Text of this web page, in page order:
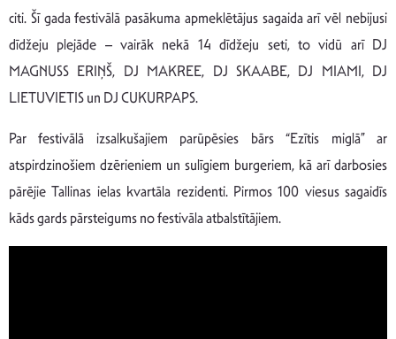
citi. Šī gada festivālā pasākuma apmeklētājus sagaida arī vēl nebijusi
dīdžeju plejāde – vairāk nekā 14 dīdžeju seti, to vidū arī DJ
MAGNUSS ERIŅŠ, DJ MAKREE, DJ SKAABE, DJ MIAMI, DJ
LIETUVIETIS un DJ CUKURPAPS.
Par festivālā izsalkušajiem parūpēsies bārs “Ezītis miglā” ar
atspirdzinošiem dzērieniem un sulīgiem burgeriem, kā arī darbosies
pārējie Tallinas ielas kvartāla rezidenti. Pirmos 100 viesus sagaidīs
kāds gards pārsteigums no festivāla atbalstītājiem.